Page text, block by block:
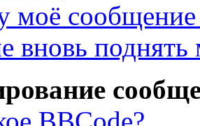
моё сообщение
вновь